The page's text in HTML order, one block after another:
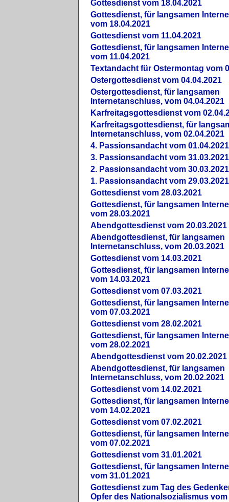
Gottesdienst vom 18.04.2021
Gottesdienst, für langsamen
vom 18.04.2021
Gottesdienst vom 11.04.2021
Gottesdienst, für langsamen
vom 11.04.2021
Textandacht für Ostermontag vom
Ostergottesdienst vom 04.04.2021
Ostergottesdienst, für langsamen
Internetanschluss, vom 04.04.2021
Karfreitagsgottesdienst vom
Karfreitagsgottesdienst, für
Internetanschluss, vom 02.04.2021
4. Passionsandacht vom 01.04.2021
3. Passionsandacht vom 31.03.2021
2. Passionsandacht vom 30.03.2021
1. Passionsandacht vom 29.03.2021
Gottesdienst vom 28.03.2021
Gottesdienst, für langsamen
vom 28.03.2021
Abendgottesdienst vom 20.03.2021
Abendgottesdienst, für langsamen
Internetanschluss, vom 20.03.2021
Gottesdienst vom 14.03.2021
Gottesdienst, für langsamen
vom 14.03.2021
Gottesdienst vom 07.03.2021
Gottesdienst, für langsamen
vom 07.03.2021
Gottesdienst vom 28.02.2021
Gottesdienst, für langsamen
vom 28.02.2021
Abendgottesdienst vom 20.02.2021
Abendgottesdienst, für langsamen
Internetanschluss, vom 20.02.2021
Gottesdienst vom 14.02.2021
Gottesdienst, für langsamen
vom 14.02.2021
Gottesdienst vom 07.02.2021
Gottesdienst, für langsamen
vom 07.02.2021
Gottesdienst vom 31.01.2021
Gottesdienst, für langsamen
vom 31.01.2021
Gottesdienst zum Tag des
Opfer des Nationalsozialismus vom